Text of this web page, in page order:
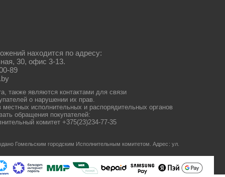
находится по адресу:
30, офис 3-13.
89
также являются контактами для связи
о нарушении их прав.
исполнительных и распорядительных органов
обращения покупателей:
комитет +375(23)234-77-35
Гомельским городским Исполнительным комитетом.Адрес: ул.